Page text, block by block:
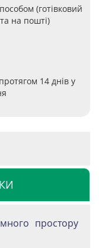
(готівковий
на пошті)
14 днів у
простору